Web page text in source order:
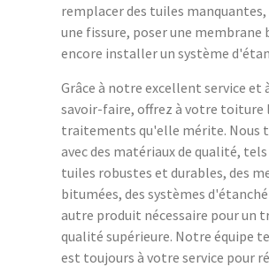
remplacer des tuiles
une fissure, poser une membrane
encore installer un système
Grâce à notre excellent service et
savoir-faire, offrez à votre toiture
traitements qu'elle mérite. Nous
avec des matériaux de qualité, tels
tuiles robustes et durables, des
bitumées, des systèmes
autre produit nécessaire pour un
qualité supérieure. Notre équipe
est toujours à votre service pour